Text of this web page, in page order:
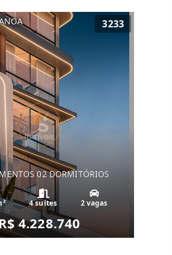
3233
02 DORMITÓRIOS
4 suítes 2 vagas
4.228.740